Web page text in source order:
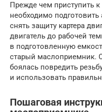
Прежде чем приступить
необходимо
снять защиту картера
двигатель до рабочей
в подготовленную
старый маслоприемник.
боялась повредить
и использовать
Пошаговая